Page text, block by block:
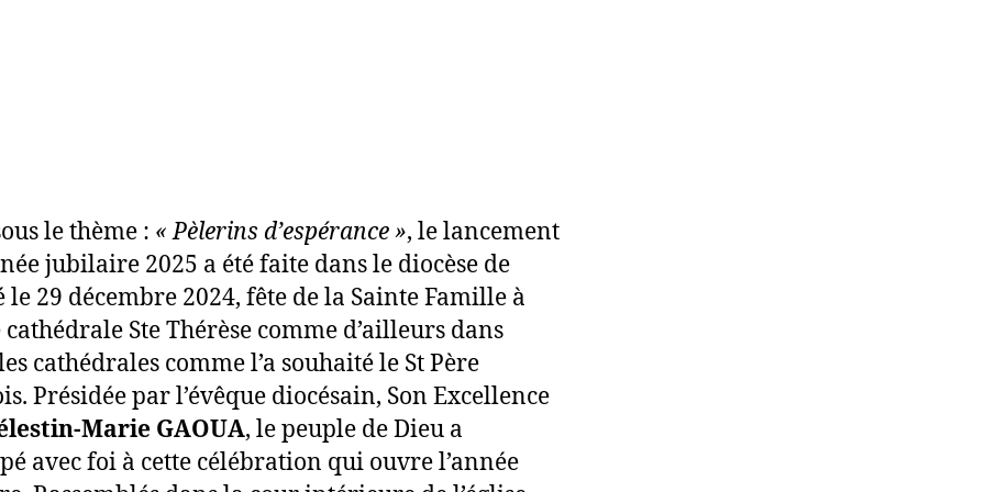
le thème : « Pèlerins d’espérance », le lancement
jubilaire 2025 a été faite dans le diocèse de
le 29 décembre 2024, fête de la Sainte Famille à
cathédrale Ste Thérèse comme d’ailleurs dans
cathédrales comme l’a souhaité le St Père
Présidée par l’évêque diocésain, Son Excellence
Marie GAOUA, le peuple de Dieu a
avec foi à cette célébration qui ouvre l’année